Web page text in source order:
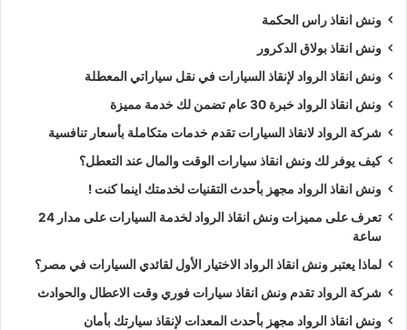
ونش انقاذ راس الحكمة
ونش انقاذ بولاق الدكرور
ونش انقاذ الرواد لإنقاذ السيارات في نقل سياراتي المعطلة
ونش انقاذ الرواد خبرة 30 عام تضمن لك خدمة مميزة
شركة الرواد لانقاذ السيارات تقدم خدمات متكاملة بأسعار تنافسية
كيف يوفر لك ونش انقاذ سيارات الوقت والمال عند التعطل؟
ونش انقاذ الرواد مجهز بأحدث التقنيات لخدمتك اينما كنت !
تعرف على مميزات ونش انقاذ الرواد لخدمة السيارات على مدار 24
ساعة
لماذا يعتبر ونش انقاذ الرواد الاختيار الأول لقائدي السيارات في مصر؟
شركة الرواد تقدم ونش انقاذ سيارات فوري وقت الاعطال والحوادث
ونش انقاذ الرواد مجهز بأحدث المعدات لإنقاذ سيارتك بأمان